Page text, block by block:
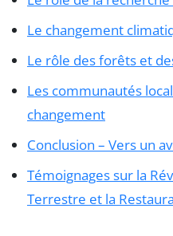
Le changement
Le rôle des forêts et
Les communautés
changement
Conclusion – Vers un
Témoignages sur la
Terrestre et la